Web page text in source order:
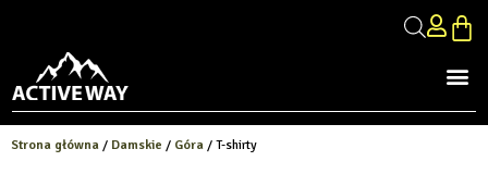
Strona główna / Damskie / Góra / T-shirty